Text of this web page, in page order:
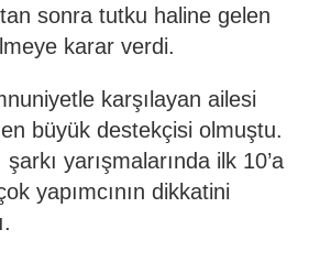
sonra tutku haline gelen
karar verdi.
karşılayan ailesi
en büyük destekçisi olmuştu.
şarkı yarışmalarında ilk 10’a
yapımcının dikkatini